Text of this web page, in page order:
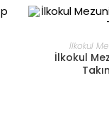
İlkokul
İlkokul